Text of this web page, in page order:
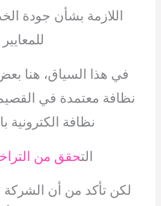
اللازمة بشأن جودة
في هذا السياق، هنا
نظافة معتمدة في
نظافة الكترونية
التحقق من
لكن تأكد من أن